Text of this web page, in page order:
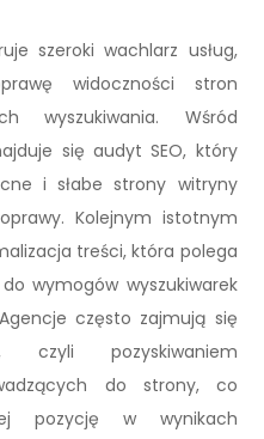
szeroki wachlarz usług,
widoczności stron
wyszukiwania. Wśród
się audyt SEO, który
i słabe strony witryny
Kolejnym istotnym
treści, która polega
wymogów wyszukiwarek
często zajmują się
czyli pozyskiwaniem
do strony, co
pozycję w wynikach